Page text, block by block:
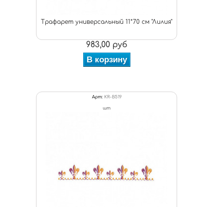
Трафарет универсальный 11*70 см "Лилия"
983,00 руб
В корзину
Арт: KR-B519
шт